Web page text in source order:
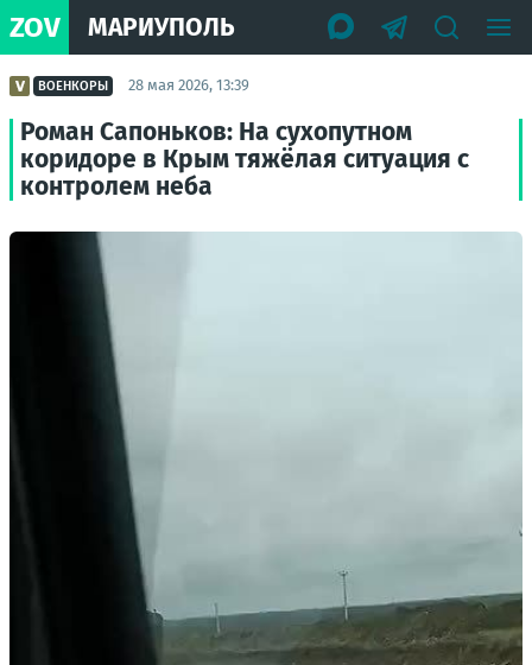
ZOV МАРИУПОЛЬ
ВОЕНКОРЫ 28 мая 2026, 13:39
Роман Сапоньков: На сухопутном
коридоре в Крым тяжёлая ситуация с
контролем неба